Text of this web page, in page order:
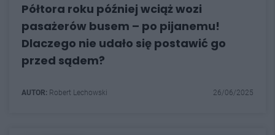
Półtora roku później wciąż wozi
pasażerów busem – po pijanemu!
Dlaczego nie udało się postawić go
przed sądem?
AUTOR: Robert Lechowski 26/06/2025